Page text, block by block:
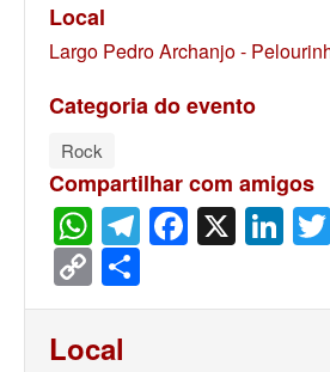
Local
Largo Pedro Archanjo -
Categoria do evento
Rock
Compartilhar com amigos
WhatsApp
Telegram
X
Copy
Link
Local